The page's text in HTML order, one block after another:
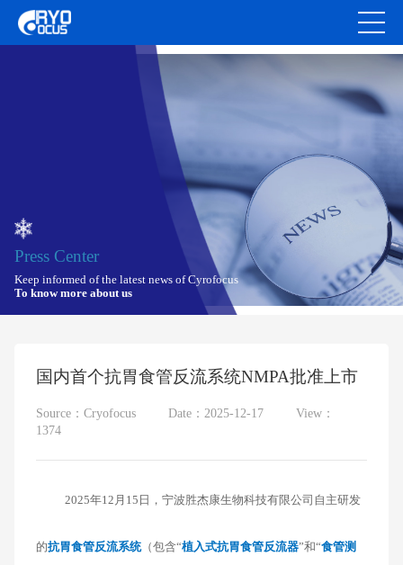
Press Center
Keep informed of the latest news of Cyrofocus
To know more about us
国内首个抗胃食管反流系统NMPA批准上市
Source：Cryofocus Date：2025-12-17
View：
1374
2025年12月15日，宁波胜杰康生物科技有限公司自主研发
的抗胃食管反流系统（包含“植入式抗胃食管反流器”和“食管测